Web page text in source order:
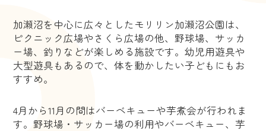
加瀬沼を中心に広々としたモリリン加瀬沼公園は、
ピクニック広場やさくら広場の他、野球場、サッカ
ー場、釣りなどが楽しめる施設です。幼児用遊具や
大型遊具もあるので、体を動かしたい子どもにもお
すすめ。
4月から11月の間はバーベキューや芋煮会が行われま
す。野球場・サッカー場の利用やバーベキュー、芋